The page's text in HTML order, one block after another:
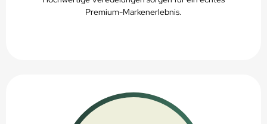
Premium-Markenerlebnis.